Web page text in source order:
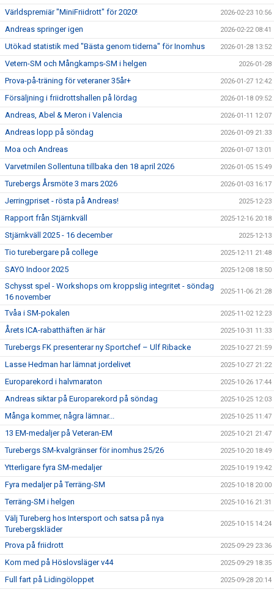
Världspremiär "MiniFriidrott" för 2020! 2026-02-23 10:56
Andreas springer igen 2026-02-22 08:41
Utökad statistik med "Bästa genom tiderna" för Inomhus 2026-01-28 13:52
Vetern-SM och Mångkamps-SM i helgen 2026-01-28
Prova-på-träning för veteraner 35år+ 2026-01-27 12:42
Försäljning i friidrottshallen på lördag 2026-01-18 09:52
Andreas, Abel & Meron i Valencia 2026-01-11 12:07
Andreas lopp på söndag 2026-01-09 21:33
Moa och Andreas 2026-01-07 13:01
Varvetmilen Sollentuna tillbaka den 18 april 2026 2026-01-05 15:49
Turebergs Årsmöte 3 mars 2026 2026-01-03 16:17
Jerringpriset - rösta på Andreas! 2025-12-23
Rapport från Stjärnkväll 2025-12-16 20:18
Stjärnkväll 2025 - 16 december 2025-12-13
Tio turebergare på college 2025-12-11 21:48
SAYO Indoor 2025 2025-12-08 18:50
Schysst spel - Workshops om kroppslig integritet - söndag
16 november
2025-11-06 21:28
Tvåa i SM-pokalen 2025-11-02 12:23
Årets ICA-rabatthäften är här 2025-10-31 11:33
Turebergs FK presenterar ny Sportchef – Ulf Ribacke 2025-10-27 21:59
Lasse Hedman har lämnat jordelivet 2025-10-27 21:22
Europarekord i halvmaraton 2025-10-26 17:44
Andreas siktar på Europarekord på söndag 2025-10-25 12:03
Många kommer, några lämnar... 2025-10-25 11:47
13 EM-medaljer på Veteran-EM 2025-10-21 21:47
Turebergs SM-kvalgränser för inomhus 25/26 2025-10-20 18:49
Ytterligare fyra SM-medaljer 2025-10-19 19:42
Fyra medaljer på Terräng-SM 2025-10-18 20:00
Terräng-SM i helgen 2025-10-16 21:31
Välj Tureberg hos Intersport och satsa på nya
Turebergskläder
2025-10-15 14:24
Prova på friidrott 2025-09-29 23:36
Kom med på Höslovsläger v44 2025-09-29 18:35
Full fart på Lidingöloppet 2025-09-28 20:14